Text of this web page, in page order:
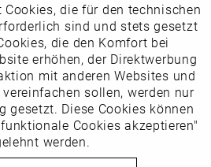
uns auf Instagram
habe ich zur Kenntnis
Aktiv
Inaktiv
Inaktiv
Inaktiv
Cookies, die für den technischen
sind und stets gesetzt
die den Komfort bei
erhöhen, der Direktwerbung
mit anderen Websites und
sollen, werden nur
gesetzt. Diese Cookies können
Cookies akzeptieren"
werden.